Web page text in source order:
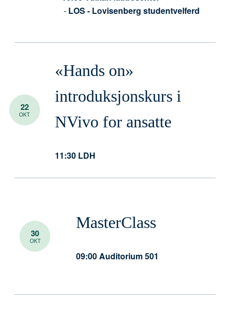
- LOS - Lovisenberg studentvelferd
22
OKT
«Hands on»
introduksjonskurs i
NVivo for ansatte
11:30 LDH
30
OKT
MasterClass
09:00Auditorium 501